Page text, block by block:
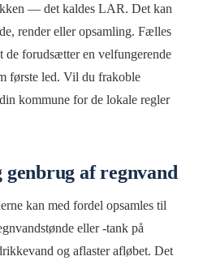
— det kaldes LAR. Det kan
render eller opsamling. Fælles
de forudsætter en velfungerende
første led. Vil du frakoble
kommune for de lokale regler
genbrug af regnvand
kan med fordel opsamles til
eller -tank på
og aflaster afløbet. Det